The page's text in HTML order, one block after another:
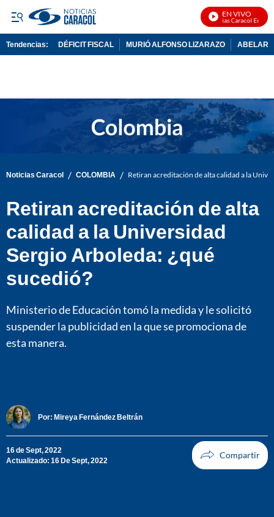
EN VIVO
Noticias Caracol En Vivo
Tendencias: DÉFICIT FISCAL MURIÓ ALFONSO LIZARAZO
Noticias Caracol / COLOMBIA / Retiran acreditación de alta calidad a la
Retiran acreditación de alta
calidad a la Universidad
Sergio Arboleda: ¿qué
sucedió?
Ministerio de Educación tomó la medida y le solicitó
suspender la publicidad en la que se promociona de
esta manera.
Por: Mireya Fernández Beltrán
16 de Sept, 2022
Actualizado: 16 De Sept, 2022